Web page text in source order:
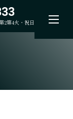
2第4火・祝日